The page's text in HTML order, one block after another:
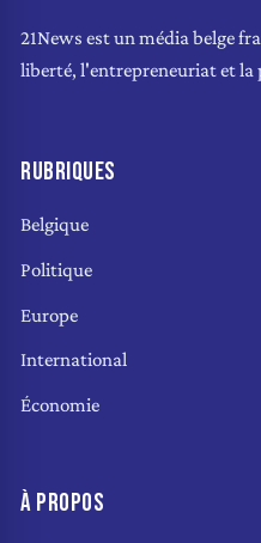
21News est un média belge
liberté, l'entrepreneuriat et
RUBRIQUES
Belgique
Politique
Europe
International
Économie
À PROPOS